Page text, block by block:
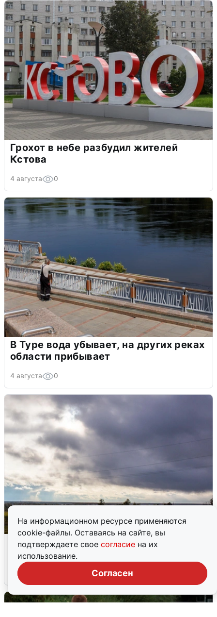
На информационном ресурсе применяются
cookie-файлы. Оставаясь на сайте, вы
подтверждаете свое согласие на их
использование.
Согласен
Грохот в небе разбудил жителей
Кстова
4 августа 0
В Туре вода убывает, на других реках
области прибывает
4 августа 0
Над ХМАО впервые сбили
беспилотники
3 августа